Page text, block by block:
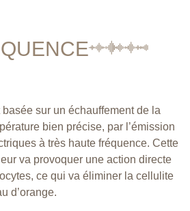
sur un échauffement de la
bien précise, par l’émission
à très haute fréquence. Cette
va provoquer une action directe
ce qui va éliminer la cellulite
d’orange.